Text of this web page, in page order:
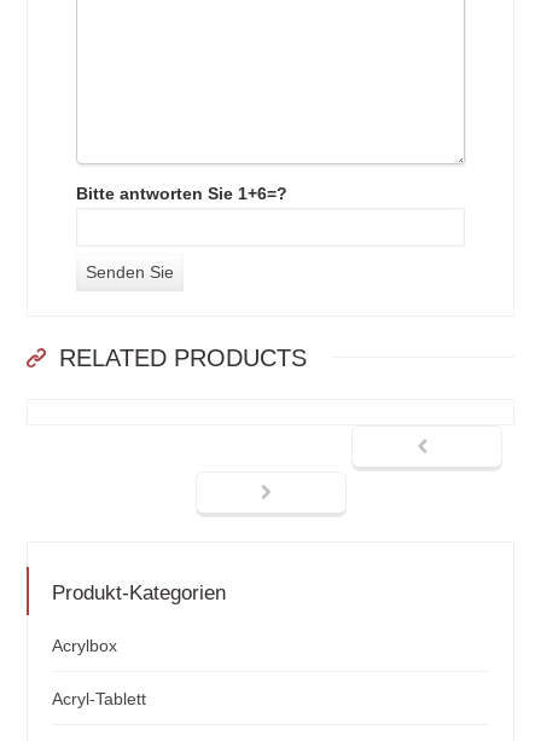
Bitte antworten Sie 1+6=?
RELATED PRODUCTS
Produkt-Kategorien
Acrylbox
Acryl-Tablett